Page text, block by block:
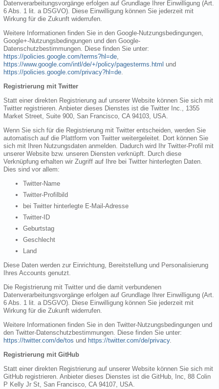
Datenverarbeitungsvorgänge erfolgen auf Grundlage Ihrer Einwilligung (Art.
6 Abs. 1 lit. a DSGVO). Diese Einwilligung können Sie jederzeit mit
Wirkung für die Zukunft widerrufen.
Weitere Informationen finden Sie in den Google-Nutzungsbedingungen,
Google+-Nutzungsbedingungen und den Google-
Datenschutzbestimmungen. Diese finden Sie unter:
https://policies.google.com/terms?hl=de,
https://www.google.com/intl/de/+/policy/pagesterms.html und
https://policies.google.com/privacy?hl=de.
Registrierung mit Twitter
Statt einer direkten Registrierung auf unserer Website können Sie sich mit
Twitter registrieren. Anbieter dieses Dienstes ist die Twitter Inc., 1355
Market Street, Suite 900, San Francisco, CA 94103, USA.
Wenn Sie sich für die Registrierung mit Twitter entscheiden, werden Sie
automatisch auf die Plattform von Twitter weitergeleitet. Dort können Sie
sich mit Ihren Nutzungsdaten anmelden. Dadurch wird Ihr Twitter-Profil mit
unserer Website bzw. unseren Diensten verknüpft. Durch diese
Verknüpfung erhalten wir Zugriff auf Ihre bei Twitter hinterlegten Daten.
Dies sind vor allem:
Twitter-Name
Twitter-Profilbild
bei Twitter hinterlegte E-Mail-Adresse
Twitter-ID
Geburtstag
Geschlecht
Land
Diese Daten werden zur Einrichtung, Bereitstellung und Personalisierung
Ihres Accounts genutzt.
Die Registrierung mit Twitter und die damit verbundenen
Datenverarbeitungsvorgänge erfolgen auf Grundlage Ihrer Einwilligung (Art.
6 Abs. 1 lit. a DSGVO). Diese Einwilligung können Sie jederzeit mit
Wirkung für die Zukunft widerrufen.
Weitere Informationen finden Sie in den Twitter-Nutzungsbedingungen und
den Twitter-Datenschutzbestimmungen. Diese finden Sie unter:
https://twitter.com/de/tos und https://twitter.com/de/privacy.
Registrierung mit GitHub
Statt einer direkten Registrierung auf unserer Website können Sie sich mit
GitHub registrieren. Anbieter dieses Dienstes ist die GitHub, Inc, 88 Colin
P Kelly Jr St, San Francisco, CA 94107, USA.